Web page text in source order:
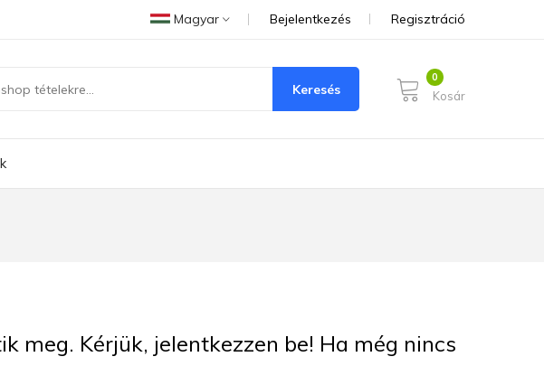
Magyar Bejelentkezés Regisztráció
Keresés Kosár
meg. Kérjük, jelentkezzen be! Ha még nincs